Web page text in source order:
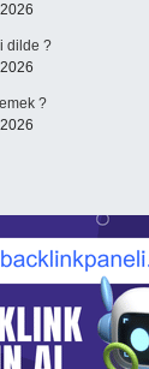
dilde ?
?